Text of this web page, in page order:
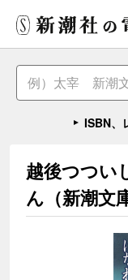
ISBN、
越後つつい
ん（新潮文